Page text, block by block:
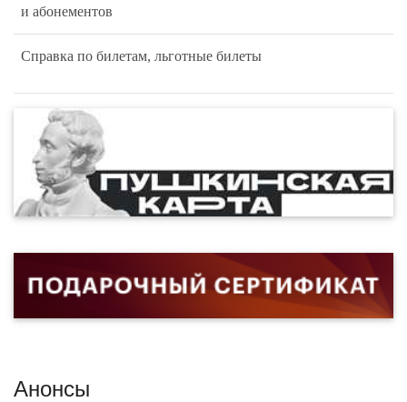
и абонементов
Справка по билетам, льготные билеты
Анонсы